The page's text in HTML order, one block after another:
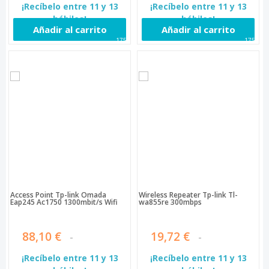
¡Recíbelo entre 11 y 13
hábiles!
Añadir al carrito
1751
¡Recíbelo entre 11 y 13
hábiles!
Añadir al carrito
1752
Access Point Tp-link Omada
Eap245 Ac1750 1300mbit/s Wifi
88,10 €
¡Recíbelo entre 11 y 13
Wireless Repeater Tp-link Tl-
wa855re 300mbps
19,72 €
¡Recíbelo entre 11 y 13